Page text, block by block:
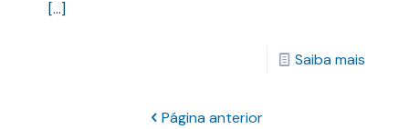
[…]
Saiba mais
Página anterior